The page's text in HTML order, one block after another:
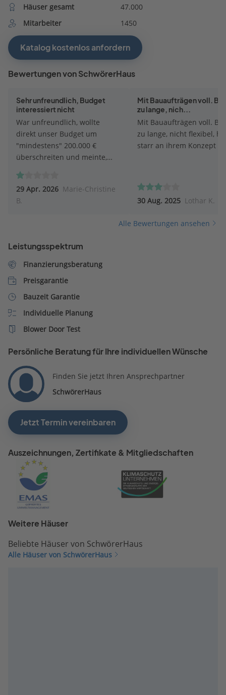
Häuser gesamt
47.000
Mitarbeiter
1450
Katalog kostenlos anfordern
Bewertungen von SchwörerHaus
Sehr unfreundlich, Budget
interessiert nicht
War unfreundlich, wollte
direkt unser Budget um
"mindestens" 200.000 €
überschreiten und meinte,
umzusetzen. Andere Firmen
halten unser gesetztes Budget
weitestgehend ein.
29 Apr. 2026 Marie-Christine
B.
Mit Bauaufträgen voll.
zu lange, nich...
Mit Bauaufträgen voll.
zu lange, nicht flexibel,
starr an ihrem Konzept
30 Aug. 2025 Lothar K.
Alle Bewertungen ansehen
Leistungsspektrum
Finanzierungsberatung
Preisgarantie
Bauzeit Garantie
Individuelle Planung
Blower Door Test
Persönliche Beratung für Ihre individuellen Wünsche
Finden Sie jetzt Ihren Ansprechpartner
SchwörerHaus
Jetzt Termin vereinbaren
Auszeichnungen, Zertifikate & Mitgliedschaften
Weitere Häuser
Beliebte Häuser von SchwörerHaus
Alle Häuser von SchwörerHaus